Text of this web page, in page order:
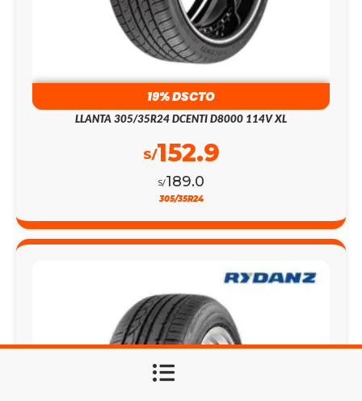
19% DSCTO
LLANTA 305/35R24 DCENTI D8000 114V XL
S/189.0
S/152.9
305/35R24